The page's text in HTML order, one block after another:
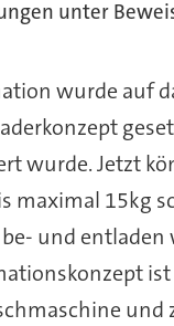
unter
wurde auf
wurde. Jetzt
maximal 15kg
und entladen
und